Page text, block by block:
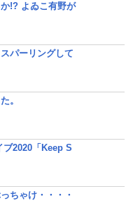
!? よゐこ有野が
パーリングして
。
ブ2020「Keep S
ちゃけ・・・・